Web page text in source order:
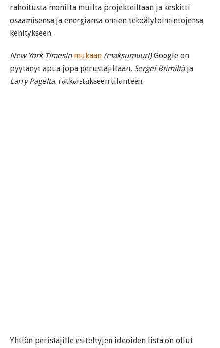
rahoitusta monilta muilta projekteiltaan ja keskitti
osaamisensa ja energiansa omien tekoälytoimintojensa
kehitykseen.
New York Timesin mukaan (maksumuuri)Google on
pyytänyt apua jopa perustajiltaan, Sergei Brimiltäja
Larry Pagelta, ratkaistakseen tilanteen.
Yhtiön peristajille esiteltyjen ideoiden lista on ollut